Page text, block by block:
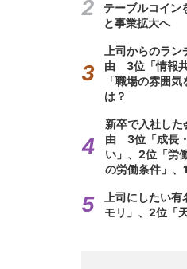
テーブルコイン
と事業拡大へ
上司からのラ
由 3位「情報
「職場の雰囲
は？
新卒で入社し
由 3位「成長
い」、2位「労
の労働条件」、
上司にしたい
モリ」、2位「